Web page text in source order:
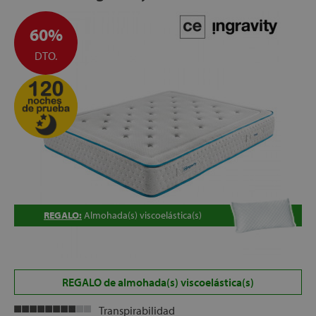
60%
DTO.
REGALO: Almohada(s) viscoelástica(s)
REGALO de almohada(s) viscoelástica(s)
Transpirabilidad